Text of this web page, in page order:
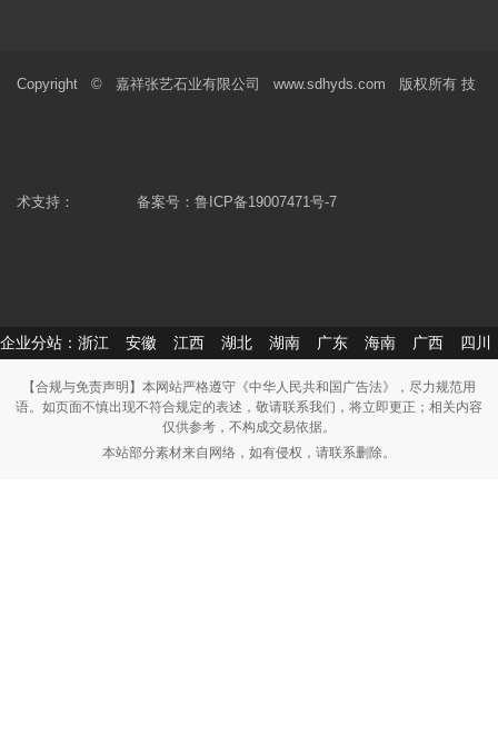
Copyright © 嘉祥张艺石业有限公司 www.sdhyds.com 版权所有 技
术支持： 备案号： 鲁ICP备19007471号-7
企业分站： 浙江 安徽 江西 湖北 湖南 广东 海南 广西 四川
【合规与免责声明】本网站严格遵守《中华人民共和国广告法》，尽力规范用
语。如页面不慎出现不符合规定的表述，敬请联系我们，将立即更正；相关内容
仅供参考，不构成交易依据。
本站部分素材来自网络，如有侵权，请联系删除。